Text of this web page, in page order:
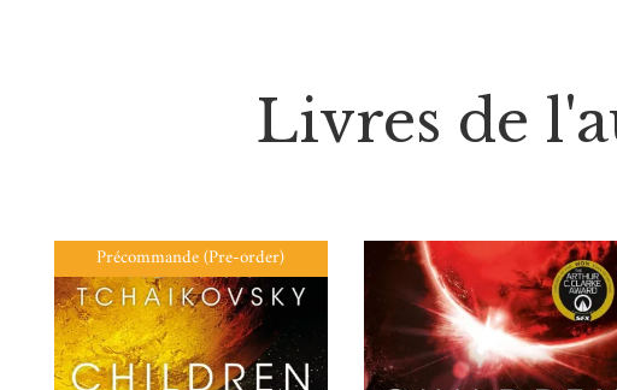
Livres de
Précommande (Pre-order)